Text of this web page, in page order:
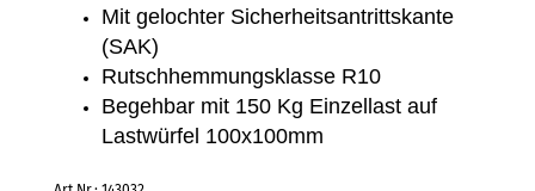
Mit gelochter Sicherheitsantrittskante
(SAK)
Rutschhemmungsklasse R10
Begehbar mit 150 Kg Einzellast auf
Lastwürfel 100x100mm